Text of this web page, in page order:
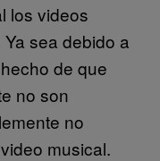
los videos
sea debido a
de que
no son
no
musical.